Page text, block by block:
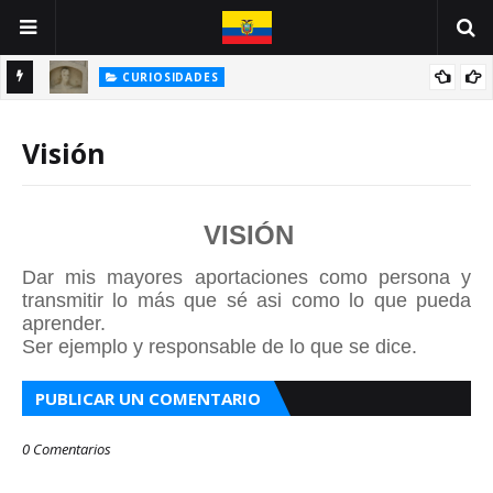
CURIOSIDADES
NEGRA
Visión
VISIÓN
Dar mis mayores aportaciones como persona y
transmitir lo más que sé asi como lo que pueda
aprender.
Ser ejemplo y responsable de lo que se dice.
PUBLICAR UN COMENTARIO
0 Comentarios